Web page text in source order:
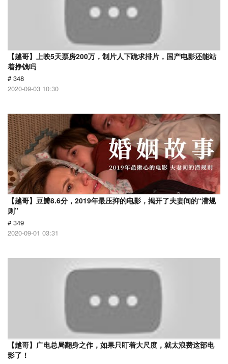
【越哥】上映5天票房200万，制片人下跪求排片，国产电影还能站
着挣钱吗
# 348
2020-09-03 10:30
【越哥】豆瓣8.6分，2019年最压抑的电影，揭开了夫妻间的“潜规
则”
# 349
2020-09-01 03:31
【越哥】广电总局翻身之作，如果只盯着大尺度，就太浪费这部电
影了！